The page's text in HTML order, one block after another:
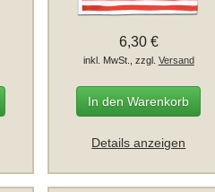
6,30 €
inkl. MwSt., zzgl. Versand
In den Warenkorb
Details anzeigen